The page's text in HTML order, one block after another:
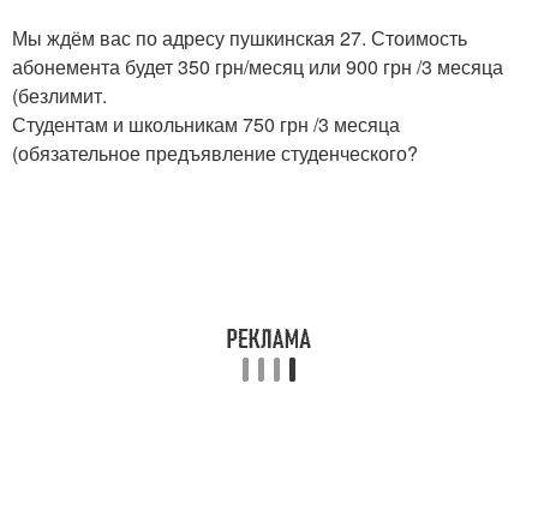
Мы ждём вас по адресу пушкинская 27. Стоимость
абонемента будет 350 грн/месяц или 900 грн /3 месяца
(безлимит.
Студентам и школьникам 750 грн /3 месяца
(обязательное предъявление студенческого?